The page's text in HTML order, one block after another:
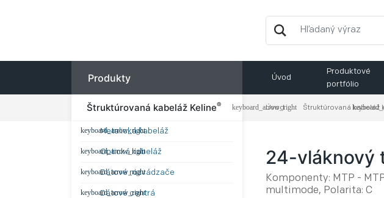
Produkty Úvod
Produktové
portfólio
Štruktúrovaná kabeláž Keline®
Metalická kabeláž
Optická kabeláž
Dátové rozvádzače
Dátové centrá
Úvod Štruktúrovaná kabeláž
24-vláknový
Komponenty: MTP -
multimode, Polarita: C